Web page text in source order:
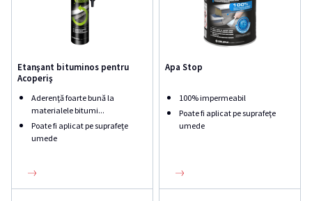
Etanşant bituminos pentru
Acoperiş
Aderenţă foarte bună la
materialele bitumi...
Poate fi aplicat pe suprafeţe
umede
Apa Stop
100% impermeabil
Poate fi aplicat pe suprafeţe
umede